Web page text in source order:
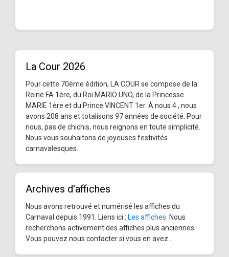
La Cour 2026
Pour cette 70ème édition, LA COUR se compose de la
Reine FA 1ère, du Roi MARIO UNO, de la Princesse
MARIE 1ère et du Prince VINCENT 1er. À nous 4 , nous
avons 208 ans et totalisons 97 années de société. Pour
nous, pas de chichis, nous reignons en toute simplicité.
Nous vous souhaitons de joyeuses festivités
carnavalesques.
Archives d'affiches
Nous avons retrouvé et numérisé les affiches du
Carnaval depuis 1991. Liens ici : Les affiches . Nous
recherchons activement des affiches plus anciennes.
Vous pouvez nous contacter si vous en avez...